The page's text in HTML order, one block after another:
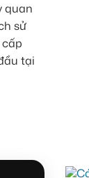
quan
sử
tại